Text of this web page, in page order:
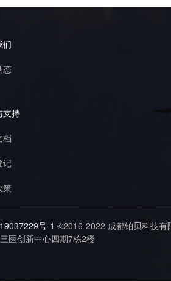
们
态
支持
档
记
策
号-1 ©2016-2022 成都铂贝科技
医创新中心四期7栋2楼